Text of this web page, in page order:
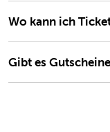
Wo kann ich
Gibt es